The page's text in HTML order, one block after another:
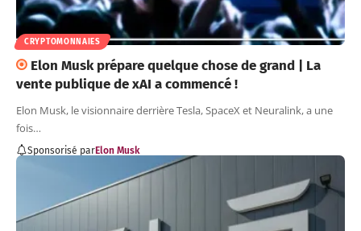
CRYPTOMONNAIES
Elon Musk prépare quelque chose de grand | La
vente publique de xAI a commencé !
Elon Musk, le visionnaire derrière Tesla, SpaceX et Neuralink, a une
fois…
Sponsorisé parElon Musk